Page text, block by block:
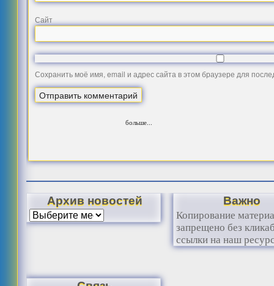
Сайт
Сохранить моё имя, email и адрес сайта в этом браузере для
больше...
Архив новостей Важно
Копирование
запрещено без
ссылки на наш